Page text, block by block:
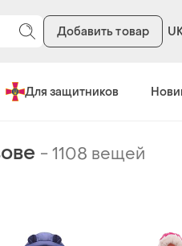
Добавить товар
Для защитников
-1108 вещей